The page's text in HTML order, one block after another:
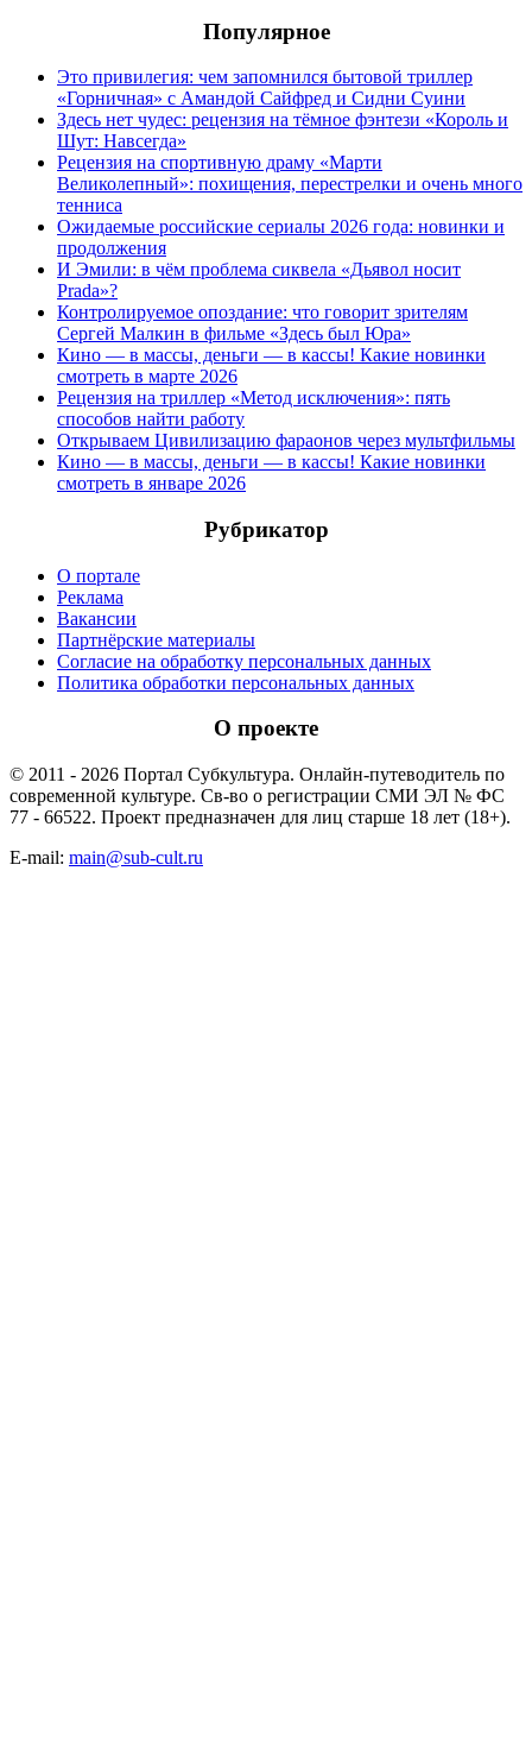
Популярное
Это привилегия: чем запомнился бытовой триллер
«Горничная» с Амандой Сайфред и Сидни Суини
Здесь нет чудес: рецензия на тёмное фэнтези «Король и
Шут: Навсегда»
Рецензия на спортивную драму «Марти
Великолепный»: похищения, перестрелки и очень много
тенниса
Ожидаемые российские сериалы 2026 года: новинки и
продолжения
И Эмили: в чём проблема сиквела «Дьявол носит
Prada»?
Контролируемое опоздание: что говорит зрителям
Сергей Малкин в фильме «Здесь был Юра»
Кино — в массы, деньги — в кассы! Какие новинки
смотреть в марте 2026
Рецензия на триллер «Метод исключения»: пять
способов найти работу
Открываем Цивилизацию фараонов через мультфильмы
Кино — в массы, деньги — в кассы! Какие новинки
смотреть в январе 2026
Рубрикатор
О портале
Реклама
Вакансии
Партнёрские материалы
Согласие на обработку персональных данных
Политика обработки персональных данных
О проекте
© 2011 - 2026 Портал Субкультура. Онлайн-путеводитель по
современной культуре. Св-во о регистрации СМИ ЭЛ № ФС
77 - 66522. Проект предназначен для лиц старше 18 лет (18+).
E-mail: main@sub-cult.ru